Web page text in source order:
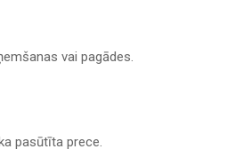
vai pagādes.
pasūtīta prece.